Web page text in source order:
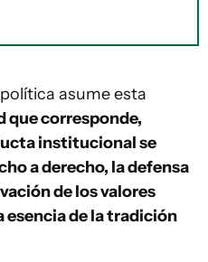
asume esta
que corresponde,
institucional se
a derecho, la defensa
de los valores
de la tradición